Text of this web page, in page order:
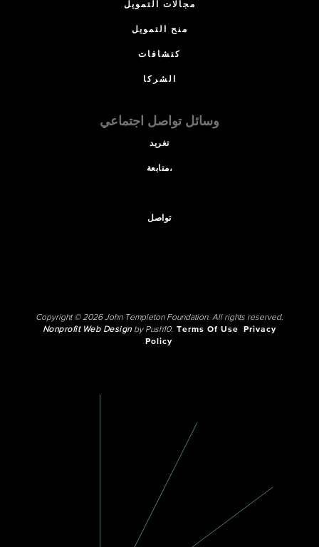
مجالات التمويل
منح التمويل
كتشافات
الشركا
وسائل تواصل اجتماعي
تغريد
متابعة،
تواصل
Copyright © 2026 John Templeton Foundation. All rights reserved.
Nonprofit Web Designby Push10. Terms Of Use
Privacy
Policy